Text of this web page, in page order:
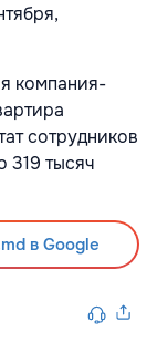
компания-
сотрудников
319 тысяч
в Google